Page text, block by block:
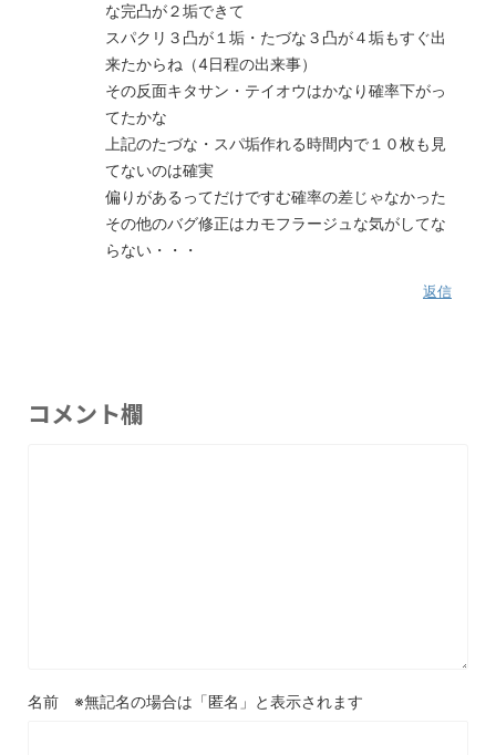
な完凸が２垢できて
スパクリ３凸が１垢・たづな３凸が４垢もすぐ出
来たからね（4日程の出来事）
その反面キタサン・テイオウはかなり確率下がっ
てたかな
上記のたづな・スパ垢作れる時間内で１０枚も見
てないのは確実
偏りがあるってだけですむ確率の差じゃなかった
その他のバグ修正はカモフラージュな気がしてな
らない・・・
返信
コメント欄
名前